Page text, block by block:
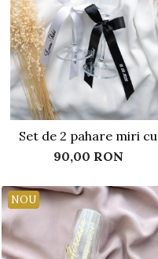
Set de 2 pahare miri cu
initiale si panglica
personalizata
90,00 RON
NOU